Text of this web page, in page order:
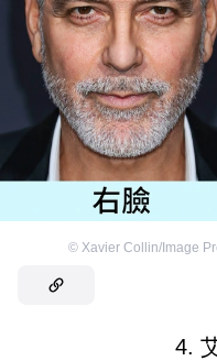
© Xavier Collin/Image
4.